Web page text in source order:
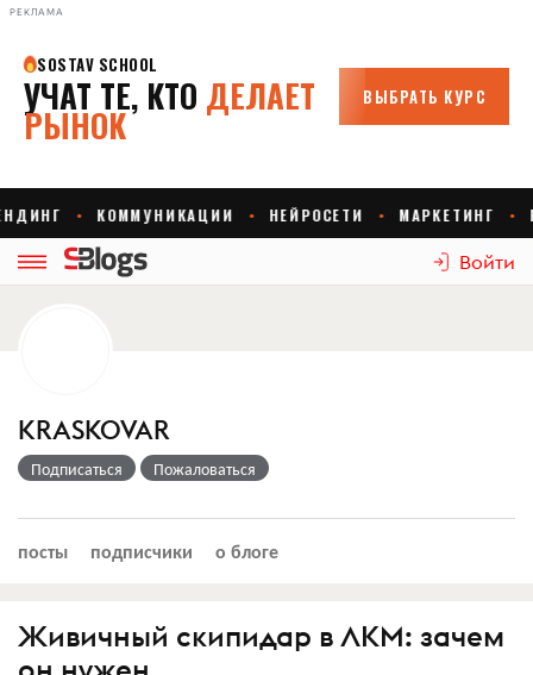
РЕКЛАМА
Войти
KRASKOVAR
Подписаться Пожаловаться
посты подписчики о блоге
Живичный скипидар в ЛКМ: зачем